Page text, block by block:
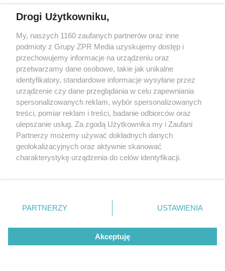
Żaden utwór zamieszczony w serwisie nie może być powielany i
rozpowszechniany lub dalej rozpowszechniany w jakikolwiek sposób (w
tym także elektroniczny lub mechaniczny) na jakimkolwiek polu
eksploatacji w jakiejkolwiek formie, włącznie z umieszczaniem w
Drogi Użytkowniku,
My, naszych 1160 zaufanych partnerów oraz inne
podmioty z Grupy ZPR Media uzyskujemy dostęp i
przechowujemy informacje na urządzeniu oraz
przetwarzamy dane osobowe, takie jak unikalne
identyfikatory, standardowe informacje wysyłane przez
urządzenie czy dane przeglądania w celu zapewniania
spersonalizowanych reklam, wybór spersonalizowanych
treści, pomiar reklam i treści, badanie odbiorców oraz
ulepszanie usług. Za zgodą Użytkownika my i Zaufani
Partnerzy możemy używać dokładnych danych
geolokalizacyjnych oraz aktywnie skanować
charakterystykę urządzenia do celów identyfikacji.
zmienić/wycofać klikając przycisk ustawień prywatności
znajdujący się w lewym dolnym rogu strony
rodzaje przetwarzania danych nie wymagają zgody
użytkownika, ale masz prawo sprzeciwić się takiemu
przetwarzaniu. Preferencje będą miały zastosowanie tylko
PARTNERZY USTAWIENIA
Akceptuję